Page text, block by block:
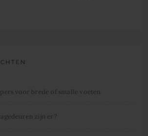
voor brede of smalle voeten
zijn er?